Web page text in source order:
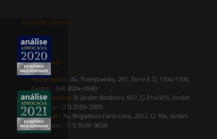
Entre em contato
contato@saesadvogados.com.br
Onde estamos
Florianópolis: Av. Trompowsky, 291, Torre II, Cj 1104/1105,
Centro - (48) 3024-5590
Rio de Janeiro: R. Jardim Botânico, 657, Cj 314/315, Jardim
Botânico - (21) 3559-2005
São Paulo: Av. Brigadeiro Faria Lima, 2012, Cj 104, Jardim
Paulistano - (11) 3539-9036